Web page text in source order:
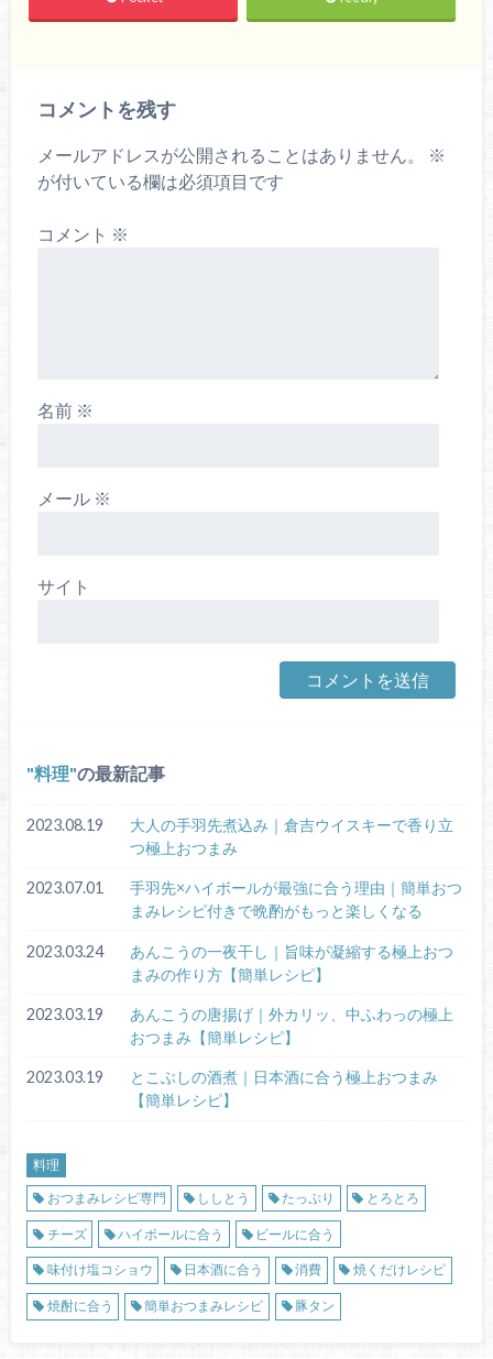
コメントを残す
メールアドレスが公開されることはありません。
※
が付いている欄は必須項目です
コメント ※
名前 ※
メール ※
サイト
料理 の最新記事
2023.08.19
大人の手羽先煮込み｜倉吉ウイスキーで香り立
つ極上おつまみ
2023.07.01
手羽先×ハイボールが最強に合う理由｜簡単おつ
まみレシピ付きで晩酌がもっと楽しくなる
2023.03.24
あんこうの一夜干し｜旨味が凝縮する極上おつ
まみの作り方【簡単レシピ】
2023.03.19
あんこうの唐揚げ｜外カリッ、中ふわっの極上
おつまみ【簡単レシピ】
2023.03.19
とこぶしの酒煮｜日本酒に合う極上おつまみ
【簡単レシピ】
料理
おつまみレシピ専門
ししとう たっぷり とろとろ
チーズ ハイボールに合う ビールに合う
味付け塩コショウ 日本酒に合う 消費 焼くだけレシピ
焼酎に合う 簡単おつまみレシピ 豚タン